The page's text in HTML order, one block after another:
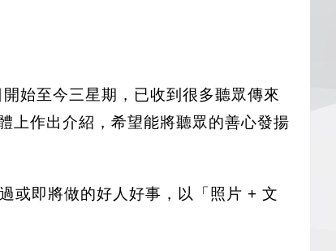
始至今三星期，已收到很多聽眾傳來
上作出介紹，希望能將聽眾的善心發揚
或即將做的好人好事，以「照片 + 文